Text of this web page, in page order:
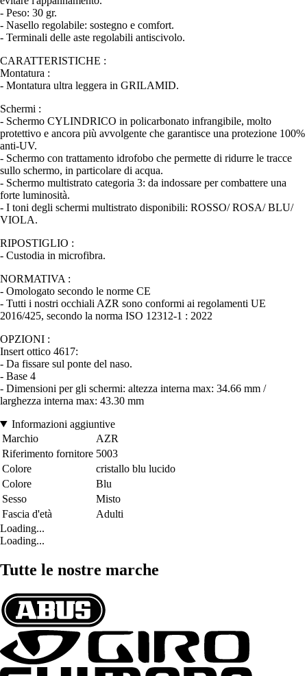
- Peso: 30 gr.
- Nasello regolabile: sostegno e comfort.
- Terminali delle aste regolabili antiscivolo.
CARATTERISTICHE :
Montatura :
- Montatura ultra leggera in GRILAMID.
Schermi :
- Schermo CYLINDRICO in policarbonato infrangibile, molto
protettivo e ancora più avvolgente che garantisce una protezione 100%
anti-UV.
- Schermo con trattamento idrofobo che permette di ridurre le tracce
sullo schermo, in particolare di acqua.
- Schermo multistrato categoria 3: da indossare per combattere una
forte luminosità.
- I toni degli schermi multistrato disponibili: ROSSO/ ROSA/ BLU/
VIOLA.
RIPOSTIGLIO :
- Custodia in microfibra.
NORMATIVA :
- Omologato secondo le norme CE
- Tutti i nostri occhiali AZR sono conformi ai regolamenti UE
2016/425, secondo la norma ISO 12312-1 : 2022
OPZIONI :
Insert ottico 4617:
- Da fissare sul ponte del naso.
- Base 4
- Dimensioni per gli schermi: altezza interna max: 34.66 mm /
larghezza interna max: 43.30 mm
Informazioni aggiuntive
Marchio
AZR
Riferimento fornitore 5003
Colore
cristallo blu lucido
Colore
Blu
Sesso
Misto
Fascia d'età
Adulti
Loading...
Loading...
Tutte le nostre marche